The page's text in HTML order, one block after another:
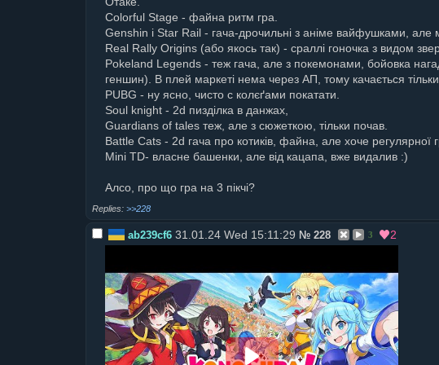
Colorful Stage - файна ритм гра.
Genshin i Star Rail - гача-дрочильні з аніме вайфушками, але
Real Rally Origins (або якось так) - сраллі гоночка з видом
Pokeland Legends - теж гача, але з покемонами, бойовка
геншин). В плей маркеті нема через АП, тому качається
PUBG - ну ясно, чисто с колєґами покатати.
Soul knight - 2d пизділка в данжах,
Guardians of tales теж, але з сюжеткою, тільки почав.
Battle Cats - 2d гача про котиків, файна, але хоче регулярної
Mini TD- власне башенки, але від кацапа, вже видалив :)
Алсо, про що гра на 3 пікчі?
>>228
ab239cf6 31.01.24 Wed 15:11:29 № 228 3 2